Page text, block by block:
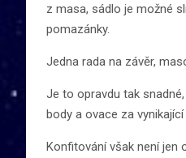
z masa, sádlo je možné
pomazánky.
Jedna rada na závěr,
Je to opravdu tak
body a ovace za vynikající
Konfitování však není jen